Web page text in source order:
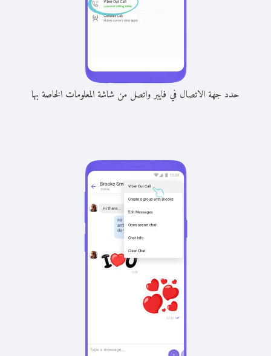
حدد جهة الاتصال في فايبر واتصل من شاشة المعلومات الخاصة بها